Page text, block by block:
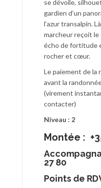
se dévoile,
gardien d’un
l’azur transalpin.
marcheur reçoit
écho de fortitude
rocher et cœur.
Le paiement de la
avant la
(virement
contacter)
Niveau : 2
Montée :
27 80
Points de